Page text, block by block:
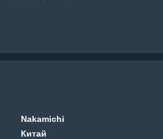
Nakamichi
Китай